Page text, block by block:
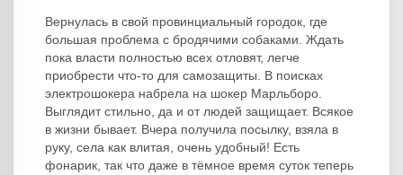
Вернулась в свой провинциальный городок, где
большая проблема с бродячими собаками. Ждать
пока власти полностью всех отловят, легче
приобрести что-то для самозащиты. В поисках
электрошокера набрела на шокер Марльборо.
Выглядит стильно, да и от людей защищает. Всякое
в жизни бывает. Вчера получила посылку, взяла в
руку, села как влитая, очень удобный! Есть
фонарик, так что даже в тёмное время суток теперь